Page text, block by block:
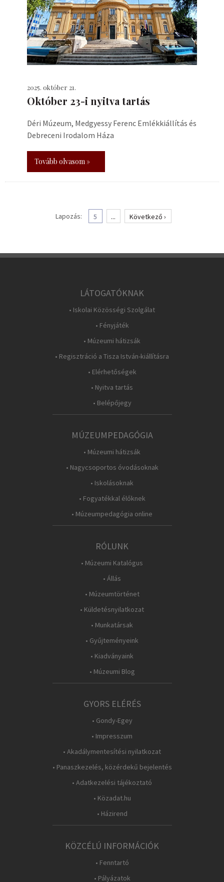
2025. október 21.
Október 23-i nyitva tartás
Déri Múzeum, Medgyessy Ferenc Emlékkiállítás és
Debreceni Irodalom Háza
Tovább olvasom »
Lapozás: 5 ... Következő ›
LÁTOGATÓKNAK
• Iskolai Közösségi Szolgálat
• Fényjáték
• Múzeumi hátizsák
• Regisztráció a Tisza István-kiállításra
• Elérhetőségek
• Nyitva tartás
• Belépőjegy
MÚZEUMPEDAGÓGIA
• Múzeumi hátizsák
• Nagycsoportos óvodásoknak
• Iskolásoknak
• Fogyatékkal élőknek
• Múzeumpedagógia online
RÓLUNK
• Múzeumi Katalógus
• Állás
• Múzeumtörténet
• Küldetésnyilatkozat
• Munkatársak
• Gyűjteményeink
• Kiadványaink
• Múzeumi Blog
GYORS ELÉRÉS
• Gondy-Egey
• Impresszum
• Akadálymentesítési nyilatkozat
• Panaszkezelés, közérdekű bejelentés
• Adatkezelési tájékoztató
• Közadat.hu
• Házirend
KÖZCÉLÚ INFORMÁCIÓK
• Fenntartó
• Pályázatok